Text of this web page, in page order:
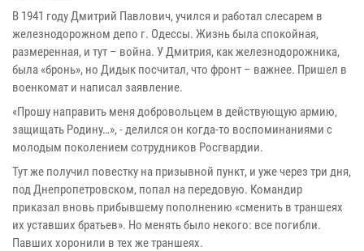
В 1941 году Дмитрий Павлович, учился и работал слесарем в
железнодорожном депо г. Одессы. Жизнь была спокойная,
размеренная, и тут – война. У Дмитрия, как железнодорожника,
была «бронь», но Дидык посчитал, что фронт – важнее. Пришел в
военкомат и написал заявление.
«Прошу направить меня добровольцем в действующую армию,
защищать Родину…», - делился он когда-то воспоминаниями с
молодым поколением сотрудников Росгвардии.
Тут же получил повестку на призывной пункт, и уже через три дня,
под Днепропетровском, попал на передовую. Командир
приказал вновь прибывшему пополнению «сменить в траншеях
их уставших братьев». Но менять было некого: все погибли.
Павших хоронили в тех же траншеях.